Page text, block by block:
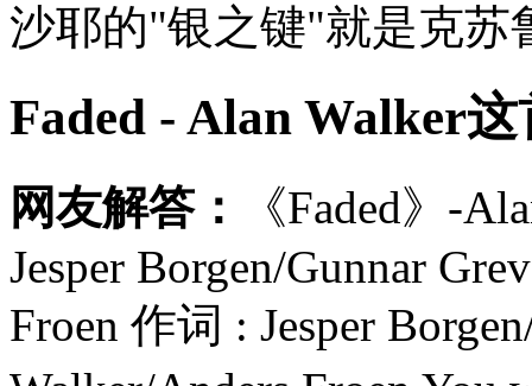
沙耶的"银之键"就是克苏
Faded - Alan Walker
网友解答：
《Faded》-
Jesper Borgen/Gunnar
Froen 作词 : Jesper